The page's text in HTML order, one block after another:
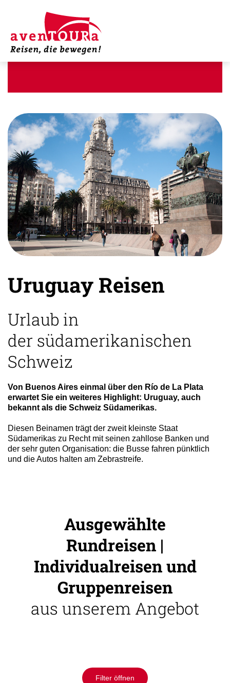
Uruguay Reisen
Urlaub in
der südamerikanischen
Schweiz
Von Buenos Aires einmal über den Río de La Plata
erwartet Sie ein weiteres Highlight: Uruguay, auch
bekannt als die Schweiz Südamerikas.
Diesen Beinamen trägt der zweit kleinste Staat
Südamerikas zu Recht mit seinen zahllose Banken und
der sehr guten Organisation: die Busse fahren pünktlich
und die Autos halten am Zebrastreife.
Ausgewählte
Rundreisen |
Individualreisen und
Gruppenreisen
aus unserem Angebot
Filter öffnen